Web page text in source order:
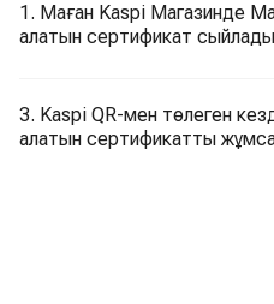
1. Маған Kaspi Магазинде
алатын сертификат
3. Kaspi QR-мен төлеген
алатын сертификатты